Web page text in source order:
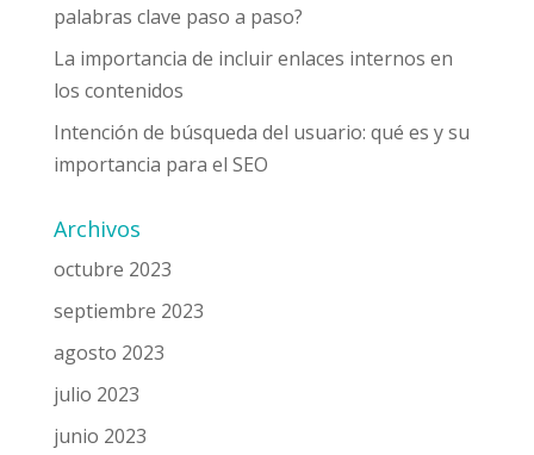
palabras clave paso a paso?
La importancia de incluir enlaces internos en
los contenidos
Intención de búsqueda del usuario: qué es y su
importancia para el SEO
Archivos
octubre 2023
septiembre 2023
agosto 2023
julio 2023
junio 2023